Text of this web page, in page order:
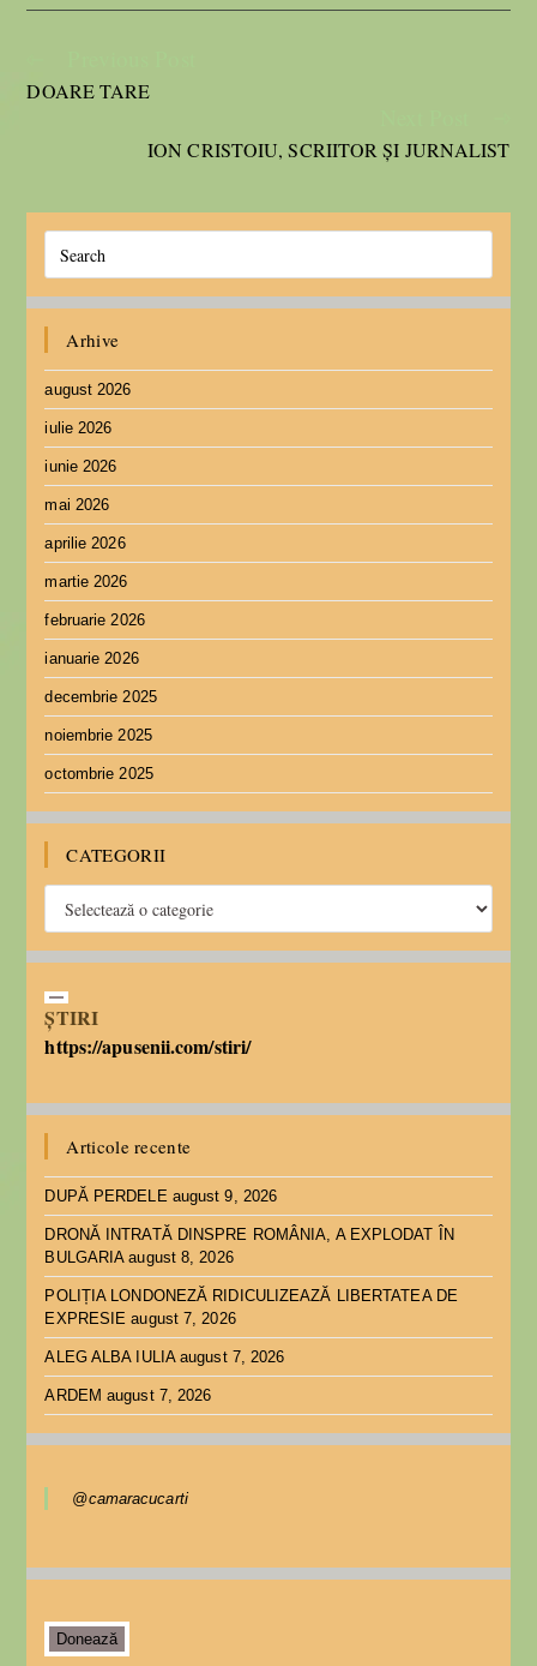
DOARE TARE
ION CRISTOIU, SCRIITOR ȘI JURNALIST
Arhive
august 2026
iulie 2026
iunie 2026
mai 2026
aprilie 2026
martie 2026
februarie 2026
ianuarie 2026
decembrie 2025
noiembrie 2025
octombrie 2025
CATEGORII
ȘTIRI
https://apusenii.com/stiri/
Articole recente
DUPĂ PERDELE august 9, 2026
DRONĂ INTRATĂ DINSPRE ROMÂNIA, A EXPLODAT ÎN
BULGARIA august 8, 2026
POLIȚIA LONDONEZĂ RIDICULIZEAZĂ LIBERTATEA DE
EXPRESIE august 7, 2026
ALEG ALBA IULIA august 7, 2026
ARDEM august 7, 2026
@camaracucarti
Donează